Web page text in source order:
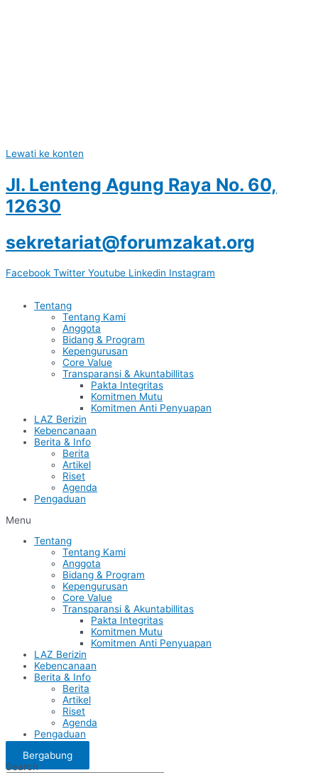
Lewati ke konten
Jl. Lenteng Agung Raya No. 60,
12630
sekretariat@forumzakat.org
Facebook Twitter Youtube Linkedin Instagram
Tentang
Tentang Kami
Anggota
Bidang & Program
Kepengurusan
Core Value
Transparansi & Akuntabillitas
Pakta Integritas
Komitmen Mutu
Komitmen Anti Penyuapan
LAZ Berizin
Kebencanaan
Berita & Info
Berita
Artikel
Riset
Agenda
Pengaduan
Menu
Tentang
Tentang Kami
Anggota
Bidang & Program
Kepengurusan
Core Value
Transparansi & Akuntabillitas
Pakta Integritas
Komitmen Mutu
Komitmen Anti Penyuapan
LAZ Berizin
Kebencanaan
Berita & Info
Berita
Artikel
Riset
Agenda
Pengaduan
Bergabung
Search